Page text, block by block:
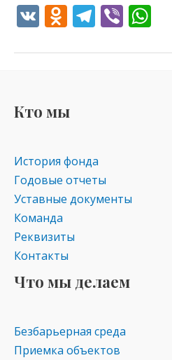
V O
n
kl
as
s
ni
ki
T
e
Vi
er at
Кто мы
История фонда
Годовые отчеты
Уставные документы
Команда
Реквизиты
Контакты
Что мы делаем
Безбарьерная среда
Приемка объектов